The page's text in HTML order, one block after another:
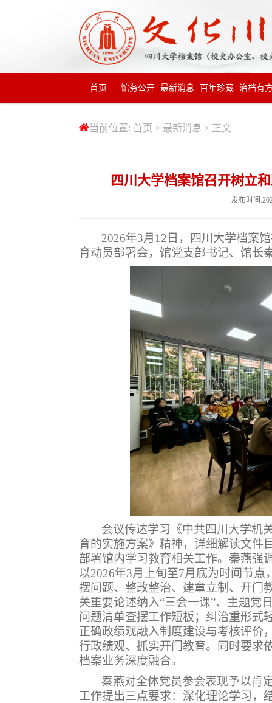
首页 馆务公开 最新消息 百年珍藏 治档有
当前位置: 首页 > 最新消息 > 正文
四川大学档案馆召开树立
发布时间
2026年3月12日，四川大学档案
育动员部署会，馆党支部书记、馆长
会议传达学习《中共四川大学机
育的实施方案》精神，详细解读文件
部署馆内学习教育相关工作。秦燕强
以2026年3月上旬至7月底为时间节
摆问题、整改整治、建章立制、开门
关重要论述纳入“三会一课”、主题党
问题清单查摆工作短板；纠治重形式
正确政绩观融入制度建设与考核评价
行政绩观、抓实开门教育。同时要求
档案业务深度融合。
秦燕对全体党员参会表现予以肯
工作提出三点要求：深化理论学习，